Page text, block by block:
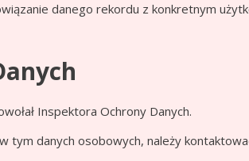
danego rekordu z konkretnym
Inspektora Ochrony Danych.
tym danych osobowych, należy